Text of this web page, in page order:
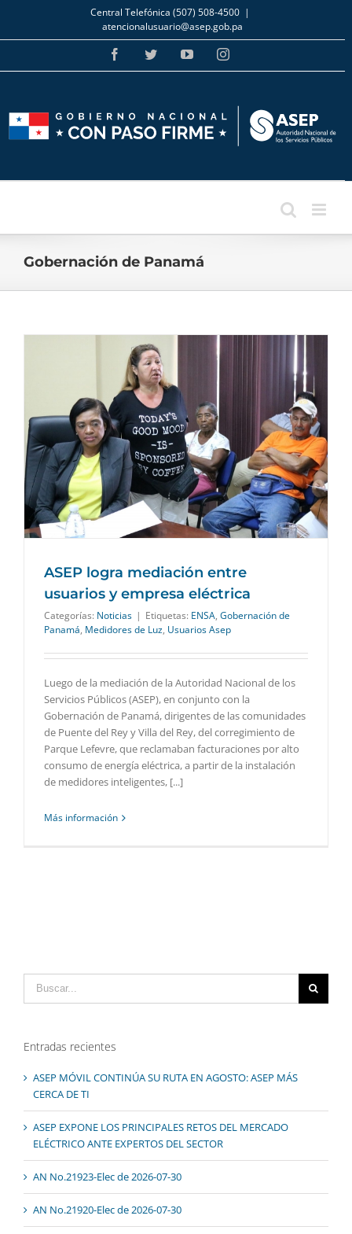
Skip
to
content
Central Telefónica (507) 508-4500 |
atencionalusuario@asep.gob.pa
FacebookTwitterYouTubeInstagram
Gobernación de Panamá
ASEP logra mediación entre
usuarios y empresa eléctrica
Categorías: Noticias | Etiquetas: ENSA, Gobernación de
Panamá, Medidores de Luz, Usuarios Asep
Luego de la mediación de la Autoridad Nacional de los
Servicios Públicos (ASEP), en conjunto con la
Gobernación de Panamá, dirigentes de las comunidades
de Puente del Rey y Villa del Rey, del corregimiento de
Parque Lefevre, que reclamaban facturaciones por alto
consumo de energía eléctrica, a partir de la instalación
de medidores inteligentes, [...]
Más información
Buscar:
Entradas recientes
ASEP MÓVIL CONTINÚA SU RUTA EN AGOSTO: ASEP MÁS
CERCA DE TI
ASEP EXPONE LOS PRINCIPALES RETOS DEL MERCADO
ELÉCTRICO ANTE EXPERTOS DEL SECTOR
AN No.21923-Elec de 2026-07-30
AN No.21920-Elec de 2026-07-30